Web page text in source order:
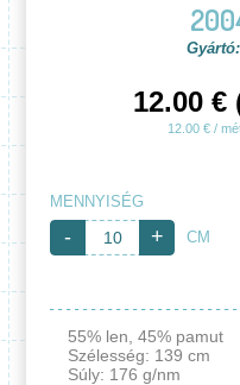
12.00 €
12.00 € /
MENNYISÉG
+
- CM
55% len, 45% pamut
Szélesség: 139 cm
Súly: 176 g/nm